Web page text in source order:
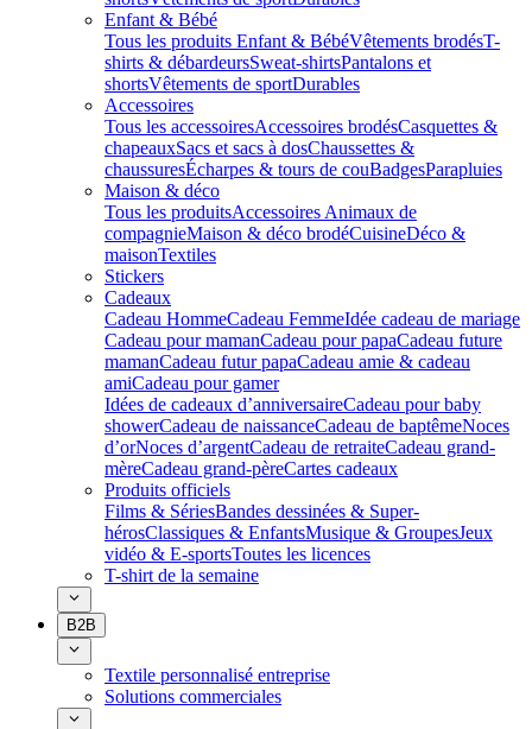
Enfant & Bébé
Tous les produits Enfant & BébéVêtements brodésT-
shirts & débardeursSweat-shirtsPantalons et
shortsVêtements de sportDurables
Accessoires
Tous les accessoiresAccessoires brodésCasquettes &
chapeauxSacs et sacs à dosChaussettes &
chaussuresÉcharpes & tours de couBadgesParapluies
Maison & déco
Tous les produitsAccessoires Animaux de
compagnieMaison & déco brodéCuisineDéco &
maisonTextiles
Stickers
Cadeaux
Cadeau HommeCadeau FemmeIdée cadeau de mariage​
Cadeau pour mamanCadeau pour papaCadeau future
mamanCadeau futur papaCadeau amie & cadeau
amiCadeau pour gamer
Idées de cadeaux d’anniversaireCadeau pour baby
showerCadeau de naissanceCadeau de baptêmeNoces
d’orNoces d’argentCadeau de retraiteCadeau grand-
mèreCadeau grand-pèreCartes cadeaux
Produits officiels
Films & SériesBandes dessinées & Super-
hérosClassiques & EnfantsMusique & GroupesJeux
vidéo & E-sportsToutes les licences
T-shirt de la semaine
B2B
Textile personnalisé entreprise
Solutions commerciales